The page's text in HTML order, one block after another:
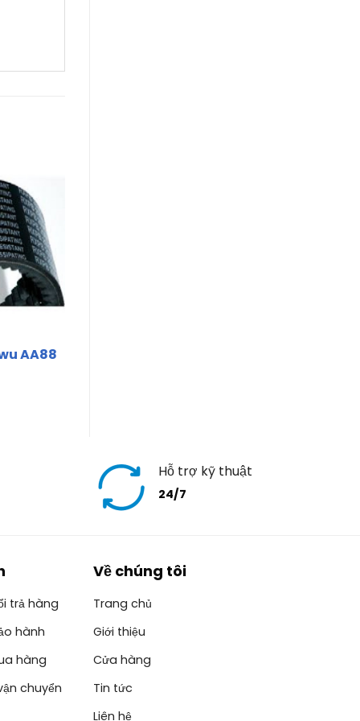
AA88
Hỗ trợ kỹ thuật
24/7
trả hàng
hành
hàng
chuyển
Về chúng tôi
Trang chủ
Giới thiệu
Cửa hàng
Tin tức
Liên hệ